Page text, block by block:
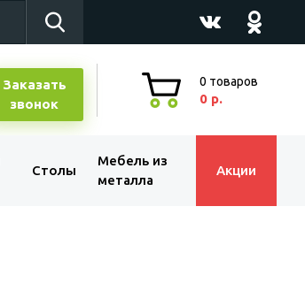
Заказать
звонок
0 товаров
0 р.
Столы
Мебель из
металла
Акции